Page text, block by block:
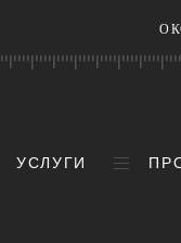
О
УСЛУГИ